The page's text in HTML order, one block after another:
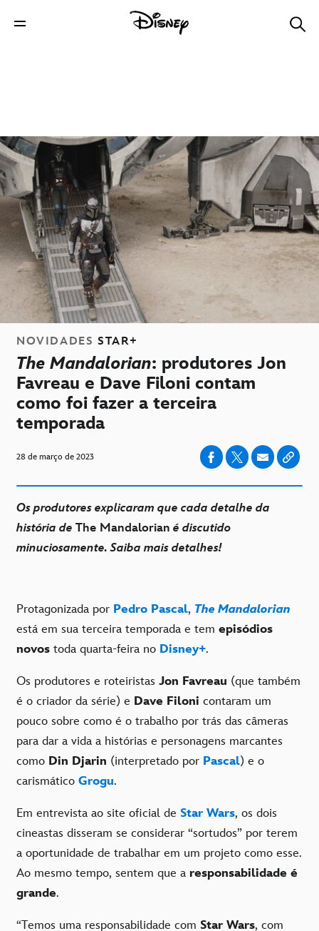
NOVIDADES STAR+
The Mandalorian: produtores Jon
Favreau e Dave Filoni contam
como foi fazer a terceira
temporada
28 de março de 2023
Os produtores explicaram que cada detalhe da
história de The Mandalorian é discutido
minuciosamente. Saiba mais detalhes!
Protagonizada por Pedro Pascal, The Mandalorian
está em sua terceira temporada e tem episódios
novos toda quarta-feira no Disney+.
Os produtores e roteiristas Jon Favreau (que também
é o criador da série) e Dave Filoni contaram um
pouco sobre como é o trabalho por trás das câmeras
para dar a vida a histórias e personagens marcantes
como Din Djarin (interpretado por Pascal) e o
carismático Grogu.
Em entrevista ao site oficial de Star Wars, os dois
cineastas disseram se considerar “sortudos” por terem
a oportunidade de trabalhar em um projeto como esse.
Ao mesmo tempo, sentem que a responsabilidade é
grande.
“Temos uma responsabilidade com Star Wars, com